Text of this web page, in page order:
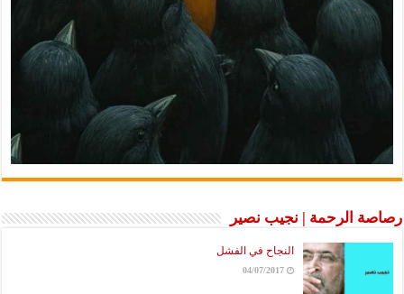
رصاصة الرحمة | نجيب نصير
النجاح في الفشل
04/07/2017